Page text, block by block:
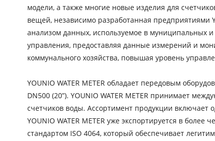
модели, а также многие новые изделия для
вещей, независимо разработанная предприятиями
анализом данных, используемое в муниципальных
управления, предоставляя данные измерений и
коммунального хозяйства, повышая уровень
YOUNIO WATER METER обладает передовым
DN500 (20”). YOUNIO WATER METER принимает
счетчиков воды. Ассортимент продукции
YOUNIO WATER METER уже экспортируется в
стандартом ISO 4064, который обеспечивает